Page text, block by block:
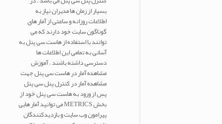
بسیار از زمان ها مدیران نیاز به
اطلاعات روزانه و ساعتی از آمار های
گوناگون سایت خود دارند که می
توانند با استفاده از هاست سی پنل به
آسانی به تمامی این اطلاعات ها
دسترسی داشته باشند . آموزش
مشاهده آمار در هاست سی پنل جهت
مشاهده آمار در کنترل پنل سی پنل
پس از ورود به هاست سی پنل خود از
بخش METRICS می توانید آمار هایی
پیرامون وب سایت و بازدیدکنندگان